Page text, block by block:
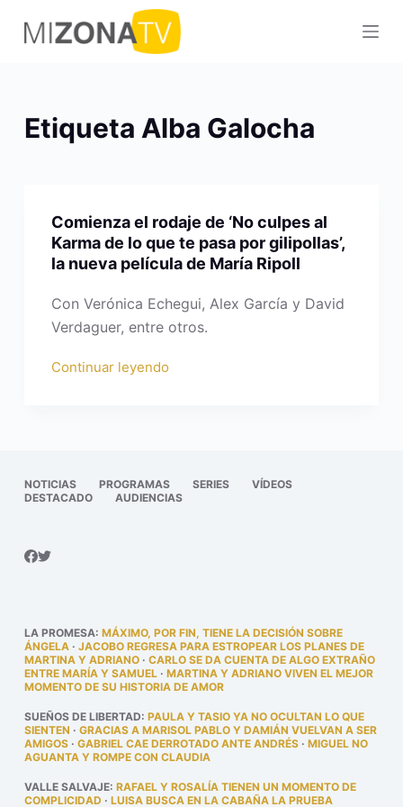
S
a
aEtiqueta Alba Galocha
Comienza el rodaje de ‘No culpes al
Karma de lo que te pasa por gilipollas’,
la nueva película de María Ripoll
Con Verónica Echegui, Alex García y David
Verdaguer, entre otros.
Continuar leyendo
NOTICIAS PROGRAMAS SERIES
VÍDEOS
DESTACADO
AUDIENCIAS
LA PROMESA: MÁXIMO, POR FIN, TIENE LA DECISIÓN SOBRE
ÁNGELA· JACOBO REGRESA PARA ESTROPEAR LOS PLANES DE
MARTINA Y ADRIANO· CARLO SE DA CUENTA DE ALGO EXTRAÑO
ENTRE MARÍA Y SAMUEL· MARTINA Y ADRIANO VIVEN EL MEJOR
MOMENTO DE SU HISTORIA DE AMOR
SUEÑOS DE LIBERTAD: PAULA Y TASIO YA NO OCULTAN LO QUE
SIENTEN · GRACIAS A MARISOL PABLO Y DAMIÁN VUELVAN A SER
AMIGOS· GABRIEL CAE DERROTADO ANTE ANDRÉS· MIGUEL NO
AGUANTA Y ROMPE CON CLAUDIA
VALLE SALVAJE: RAFAEL Y ROSALÍA TIENEN UN MOMENTO DE
COMPLICIDAD · LUISA BUSCA EN LA CABAÑA LA PRUEBA